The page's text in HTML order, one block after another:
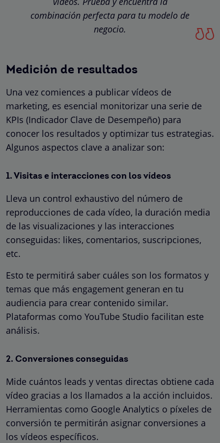
combinación perfecta para tu modelo de
negocio.
Medición de resultados
Una vez comiences a publicar vídeos de
marketing, es esencial monitorizar una serie de
KPIs (Indicador Clave de Desempeño) para
conocer los resultados y optimizar tus estrategias.
Algunos aspectos clave a analizar son:
1. Visitas e interacciones con los vídeos
Lleva un control exhaustivo del número de
reproducciones de cada vídeo, la duración media
de las visualizaciones y las interacciones
conseguidas: likes, comentarios, suscripciones,
etc.
Esto te permitirá saber cuáles son los formatos y
temas que más engagement generan en tu
audiencia para crear contenido similar.
Plataformas como YouTube Studio facilitan este
análisis.
2. Conversiones conseguidas
Mide cuántos leads y ventas directas obtiene cada
vídeo gracias a los llamados a la acción incluidos.
Herramientas como Google Analytics o píxeles de
conversión te permitirán asignar conversiones a
los vídeos específicos.